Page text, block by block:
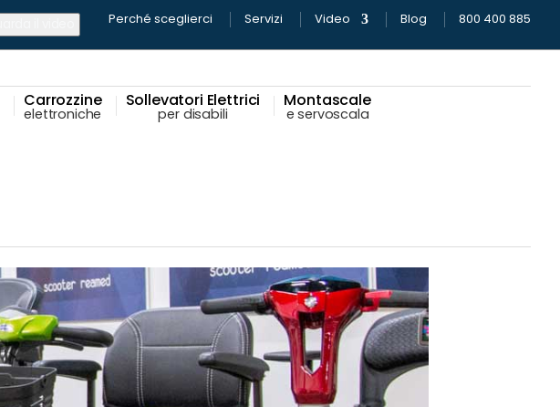
Perché sceglierci Servizi Video Blog 800 400 885
Carrozzine
elettroniche
Sollevatori Elettrici
per disabili
Montascale
e servoscala